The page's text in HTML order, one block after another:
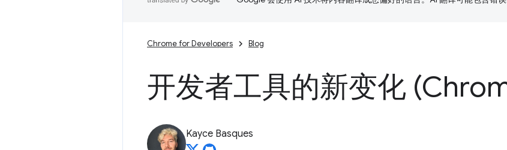
Chrome for Developers Blog
开发者工具的新变化
Kayce Basques